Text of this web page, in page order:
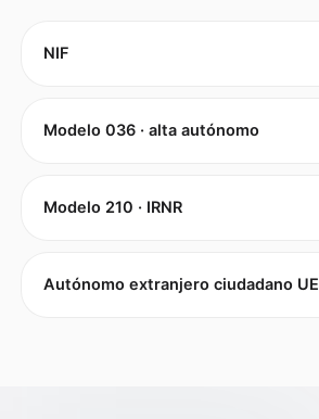
NIF
Modelo 036 · alta autónomo
Modelo 210 · IRNR
Autónomo extranjero ciudadano UE